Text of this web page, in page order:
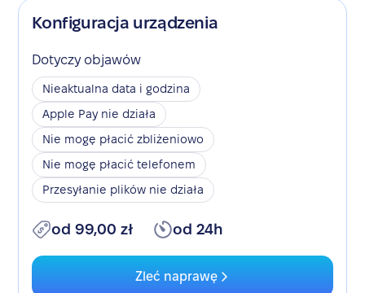
Konfiguracja urządzenia
Dotyczy objawów
Nieaktualna data i godzina
Apple Pay nie działa
Nie mogę płacić zbliżeniowo
Nie mogę płacić telefonem
Przesyłanie plików nie działa
od 99,00 zł od 24h
Zleć naprawę